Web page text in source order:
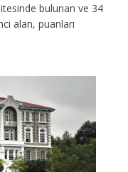
bulunan ve 34
alan, puanları